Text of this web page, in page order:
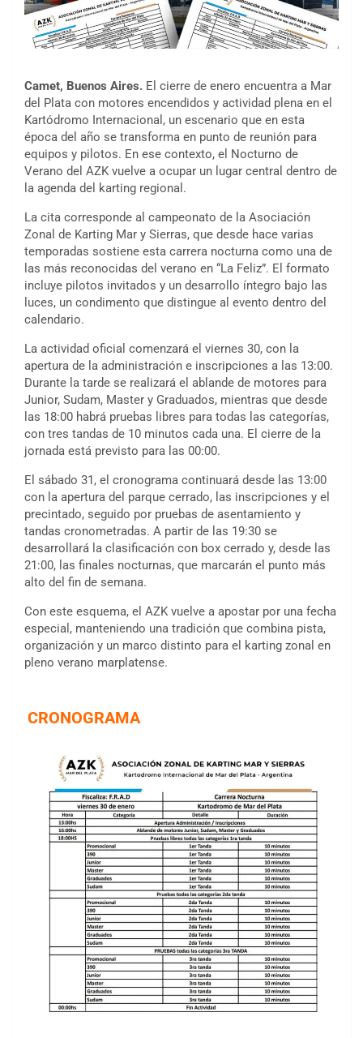
Camet, Buenos Aires. El cierre de enero encuentra a Mar
del Plata con motores encendidos y actividad plena en el
Kartódromo Internacional, un escenario que en esta
época del año se transforma en punto de reunión para
equipos y pilotos. En ese contexto, el Nocturno de
Verano del AZK vuelve a ocupar un lugar central dentro de
la agenda del karting regional.
La cita corresponde al campeonato de la Asociación
Zonal de Karting Mar y Sierras, que desde hace varias
temporadas sostiene esta carrera nocturna como una de
las más reconocidas del verano en “La Feliz”. El formato
incluye pilotos invitados y un desarrollo íntegro bajo las
luces, un condimento que distingue al evento dentro del
calendario.
La actividad oficial comenzará el viernes 30, con la
apertura de la administración e inscripciones a las 13:00.
Durante la tarde se realizará el ablande de motores para
Junior, Sudam, Master y Graduados, mientras que desde
las 18:00 habrá pruebas libres para todas las categorías,
con tres tandas de 10 minutos cada una. El cierre de la
jornada está previsto para las 00:00.
El sábado 31, el cronograma continuará desde las 13:00
con la apertura del parque cerrado, las inscripciones y el
precintado, seguido por pruebas de asentamiento y
tandas cronometradas. A partir de las 19:30 se
desarrollará la clasificación con box cerrado y, desde las
21:00, las finales nocturnas, que marcarán el punto más
alto del fin de semana.
Con este esquema, el AZK vuelve a apostar por una fecha
especial, manteniendo una tradición que combina pista,
organización y un marco distinto para el karting zonal en
pleno verano marplatense.
CRONOGRAMA